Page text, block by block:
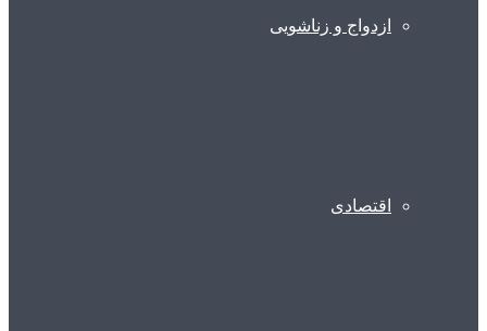
ازدواج و زناشویی
اقتصادی